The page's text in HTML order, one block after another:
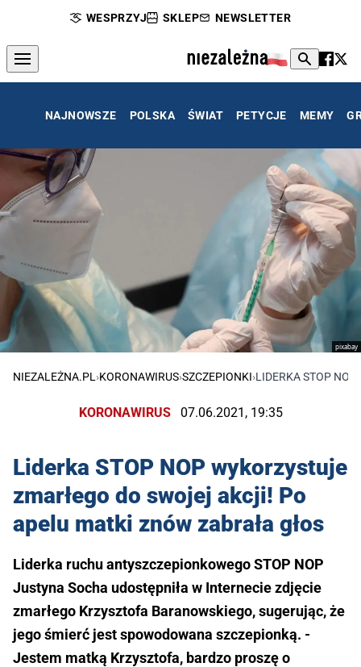
WESPRZYJ SKLEP NEWSLETTER
NAJNOWSZE POLSKA ŚWIAT PETYCJE MEMY
pixabay
NIEZALEŻNA.PL›KORONAWIRUS›SZCZEPIONKI›LIDERKA STOP
KORONAWIRUS 07.06.2021, 19:35
Liderka STOP NOP wykorzystuje
zmarłego do swojej akcji! Po
apelu matki znów zabrała głos
Liderka ruchu antyszczepionkowego STOP NOP
Justyna Socha udostępniła w Internecie zdjęcie
zmarłego Krzysztofa Baranowskiego, sugerując, że
jego śmierć jest spowodowana szczepionką. -
Jestem matką Krzysztofa, bardzo proszę o